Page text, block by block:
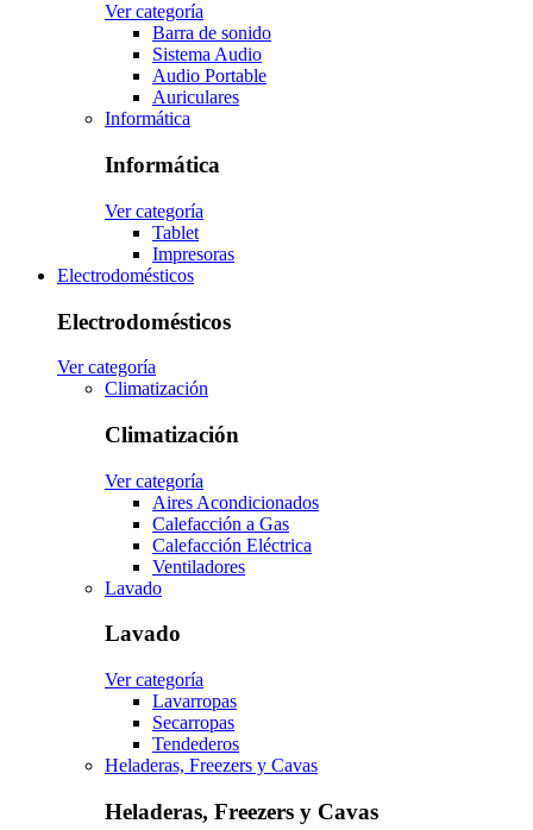
Ver categoría
Barra de sonido
Sistema Audio
Audio Portable
Auriculares
Informática
Informática
Ver categoría
Tablet
Impresoras
Electrodomésticos
Electrodomésticos
Ver categoría
Climatización
Climatización
Ver categoría
Aires Acondicionados
Calefacción a Gas
Calefacción Eléctrica
Ventiladores
Lavado
Lavado
Ver categoría
Lavarropas
Secarropas
Tendederos
Heladeras, Freezers y Cavas
Heladeras, Freezers y Cavas